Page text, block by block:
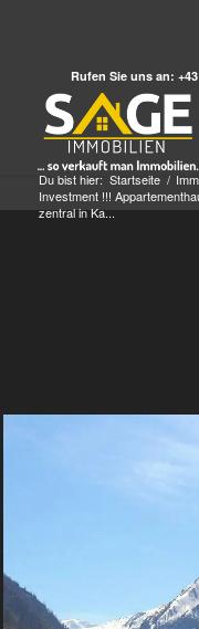
Rufen Sie uns an:
Du bist hier: Startseite /
Investment !!!
zentral in Ka...